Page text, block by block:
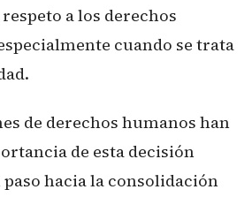
a los derechos
cuando se trata
de derechos humanos han
de esta decisión
hacia la consolidación